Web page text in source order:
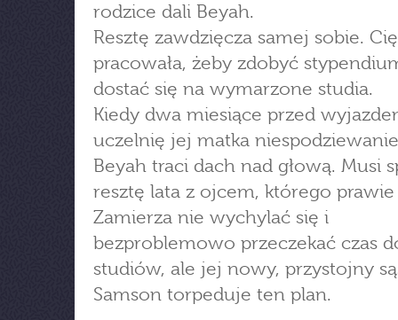
rodzice dali Beyah.
Resztę zawdzięcza samej sobie.
pracowała, żeby zdobyć
dostać się na wymarzone studia.
Kiedy dwa miesiące przed
uczelnię jej matka
Beyah traci dach nad głową. Musi
resztę lata z ojcem, którego
Zamierza nie wychylać się i
bezproblemowo przeczekać czas
studiów, ale jej nowy, przystojny
Samson torpeduje ten plan.